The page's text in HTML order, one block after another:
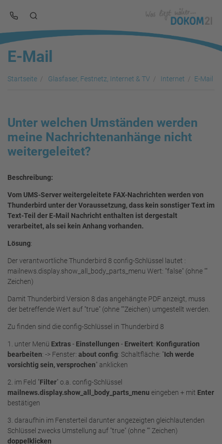
E-Mail
Startseite Glasfaser, Festnetz, Internet & TV Internet E-Mail
Unter welchen Umständen werden
meine Nachrichtenanhänge nicht
weitergeleitet?
Beschreibung:
Vom UMS-Server weitergeleitete FAX-Nachrichten werden von
Thunderbird unter der Voraussetzung, dass kein sonstiger Text im
Text-Teil der E-Mail Nachricht enthalten ist dergestalt
verarbeitet, als sei kein Anhang vorhanden.
Lösung:
Der verantwortliche Thunderbird 8 config-Schlüssel lautet :
mailnews.display.show_all_body_parts_menu Wert: "false" (ohne ""
Zeichen)
Damit Thunderbird Version 8 das angehängte PDF anzeigt, muss
der betreffende Wert auf "true" (ohne ""Zeichen) umgestellt werden.
Zu finden sind die config-Schlüssel in Thunderbird 8
1. unter Menü Extras- Einstellungen - Erweitert: Konfiguration
bearbeiten: -> Fenster: about config: Schaltfläche: "Ich werde
vorsichtig sein, versprochen" anklicken
2. im Feld "Filter" o.a. config-Schlüssel
mailnews.display.show_all_body_parts_menu eingeben + mit Enter
bestätigen
3. daraufhin im Fensterteil darunter angezeigten gleichlautenden
Schlüssel zwecks Umstellung auf "true" (ohne "" Zeichen)
doppelklicken